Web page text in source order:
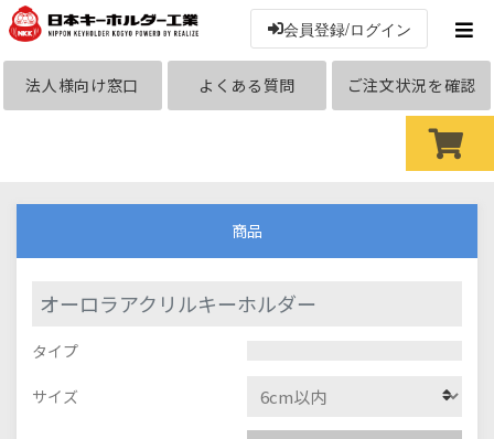
会員登録/ログイン
法人様向け窓口 よくある質問 ご注文状況を確認
商品
オーロラアクリルキーホルダー
タイプ
サイズ